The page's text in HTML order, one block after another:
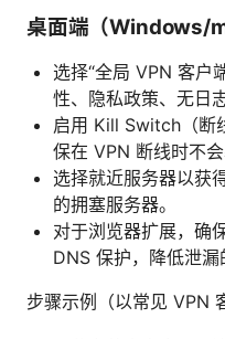
桌面端（Windows/
选择“全局 VPN 客户
性、隐私政策、无日
启用 Kill Switch（断
保在 VPN 断线时不会
选择就近服务器以获
的拥塞服务器。
对于浏览器扩展，确
DNS 保护，降低泄漏
步骤示例（以常见 VPN